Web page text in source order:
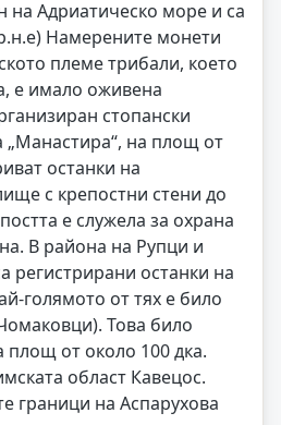
на Адриатическо море и са
Намерените монети
племе трибали, което
е имало оживена
стопански
„Манастира“, на площ от
останки на
с крепостни стени до
е служела за охрана
В района на Рупци и
регистрирани останки на
голямото от тях е било
Това било
от около 100 дка.
област Кавецос.
граници на Аспарухова